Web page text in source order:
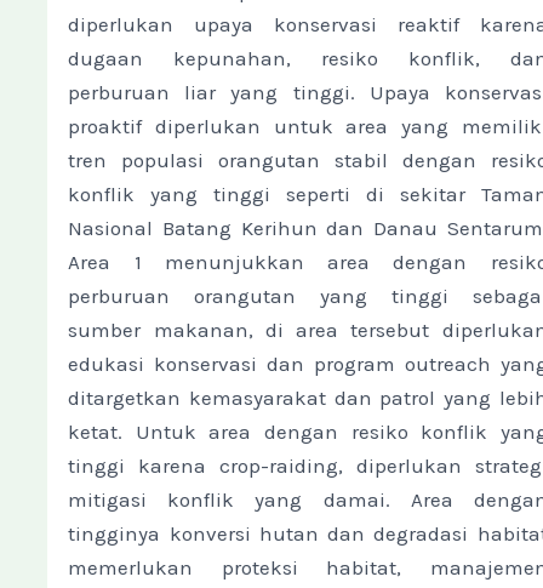
diperlukan upaya konservasi reaktif
dugaan kepunahan, resiko konflik,
perburuan liar yang tinggi. Upaya
proaktif diperlukan untuk area yang
tren populasi orangutan stabil dengan
konflik yang tinggi seperti di sekitar
Nasional Batang Kerihun dan Danau
Area 1 menunjukkan area dengan
perburuan orangutan yang tinggi
sumber makanan, di area tersebut
edukasi konservasi dan program outreach
ditargetkan kemasyarakat dan patrol yang
ketat. Untuk area dengan resiko konflik
tinggi karena crop-raiding, diperlukan
mitigasi konflik yang damai. Area
tingginya konversi hutan dan degradasi
memerlukan proteksi habitat,